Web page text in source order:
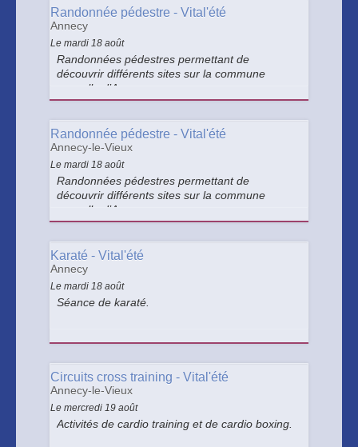
Randonnée pédestre - Vital'été
Annecy
Le mardi 18 août
Randonnées pédestres permettant de
découvrir différents sites sur la commune
nouvelle d’Annecy.
Randonnée pédestre - Vital'été
Annecy-le-Vieux
Le mardi 18 août
Randonnées pédestres permettant de
découvrir différents sites sur la commune
nouvelle d’Annecy.
Karaté - Vital'été
Annecy
Le mardi 18 août
Séance de karaté.
Circuits cross training - Vital'été
Annecy-le-Vieux
Le mercredi 19 août
Activités de cardio training et de cardio boxing.